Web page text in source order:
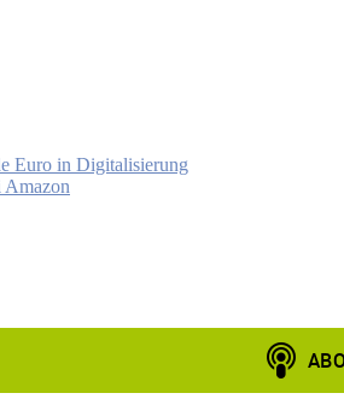
Euro in Digitalisierung
Amazon